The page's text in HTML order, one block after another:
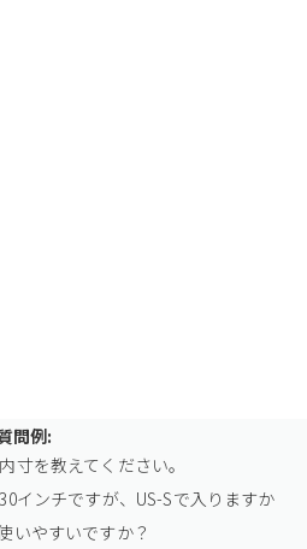
問例:
寸を教えてください。
インチですが、US-Sで入りますか
いやすいですか？